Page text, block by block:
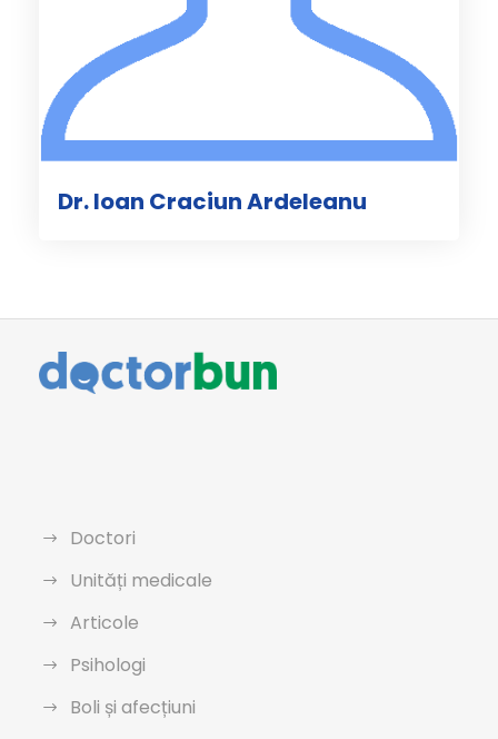
Dr. Ioan Craciun Ardeleanu
Doctori
Unități medicale
Articole
Psihologi
Boli și afecțiuni